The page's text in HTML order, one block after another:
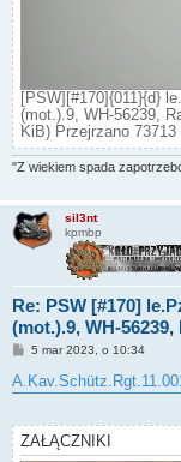
[PSW][#170]{011}{d}
(mot.).9, WH-56239,
KiB) Przejrzano 73713
"Z wiekiem spada
sil3nt
kpmbp
Re: PSW [#170]
(mot.).9, WH-
P
s
t
5 mar 2023, o 10:34
ZAŁĄCZNIKI